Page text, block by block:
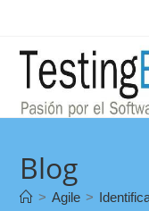
Blog
> Agile >